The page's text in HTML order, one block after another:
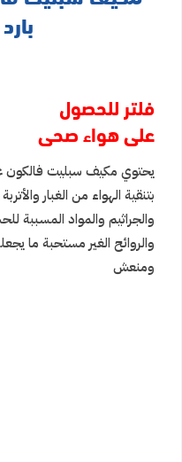
بارد fgs36c
فلتر للحصول
على هواء صحى
يحتوي مكيف سبليت فالكون
بتنقية الهواء من الغبار
والجراثيم والمواد المسببة
والروائح الغير مستحبة ما
ومنعش